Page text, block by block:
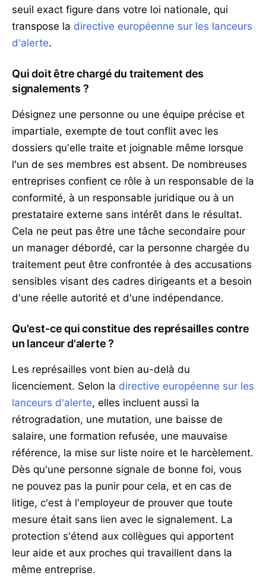
seuil exact figure dans votre loi nationale, qui
transpose la directive européenne sur les lanceurs
d'alerte.
Qui doit être chargé du traitement des
signalements ?
Désignez une personne ou une équipe précise et
impartiale, exempte de tout conflit avec les
dossiers qu'elle traite et joignable même lorsque
l'un de ses membres est absent. De nombreuses
entreprises confient ce rôle à un responsable de la
conformité, à un responsable juridique ou à un
prestataire externe sans intérêt dans le résultat.
Cela ne peut pas être une tâche secondaire pour
un manager débordé, car la personne chargée du
traitement peut être confrontée à des accusations
sensibles visant des cadres dirigeants et a besoin
d'une réelle autorité et d'une indépendance.
Qu'est-ce qui constitue des représailles contre
un lanceur d'alerte ?
Les représailles vont bien au-delà du
licenciement. Selon la directive européenne sur les
lanceurs d'alerte, elles incluent aussi la
rétrogradation, une mutation, une baisse de
salaire, une formation refusée, une mauvaise
référence, la mise sur liste noire et le harcèlement.
Dès qu'une personne signale de bonne foi, vous
ne pouvez pas la punir pour cela, et en cas de
litige, c'est à l'employeur de prouver que toute
mesure était sans lien avec le signalement. La
protection s'étend aux collègues qui apportent
leur aide et aux proches qui travaillent dans la
même entreprise.